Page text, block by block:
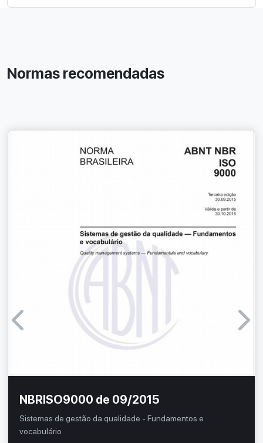
Normas recomendadas
NBRISO9000 de 09/2015
Sistemas de gestão da qualidade - Fundamentos e
vocabulário